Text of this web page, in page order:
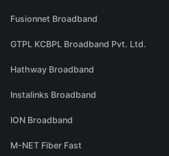
Fusionnet Broadband
GTPL KCBPL Broadband Pvt. Ltd.
Hathway Broadband
Instalinks Broadband
ION Broadband
M-NET Fiber Fast